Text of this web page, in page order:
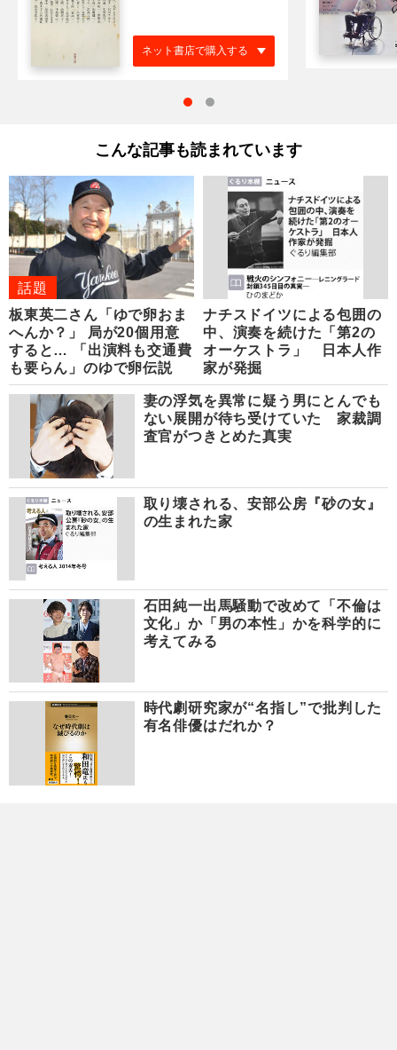
ネット書店で購入する
こんな記事も読まれています
話題
板東英二さん「ゆで卵おま
へんか？」 局が20個用意
すると… 「出演料も交通費
も要らん」のゆで卵伝説
ナチスドイツによる包囲の
中、演奏を続けた「第2の
オーケストラ」 日本人作
家が発掘
妻の浮気を異常に疑う男にとんでも
ない展開が待ち受けていた 家裁調
査官がつきとめた真実
取り壊される、安部公房『砂の女』
の生まれた家
石田純一出馬騒動で改めて「不倫は
文化」か「男の本性」かを科学的に
考えてみる
時代劇研究家が“名指し”で批判した
有名俳優はだれか？